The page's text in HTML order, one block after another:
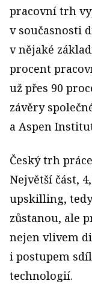
pracovní trh
v současnosti
v nějaké
procent
už přes 90
závěry
a Aspen
Český trh
Největší část,
upskilling,
zůstanou, ale
nejen vlivem
i postupem
technologií.